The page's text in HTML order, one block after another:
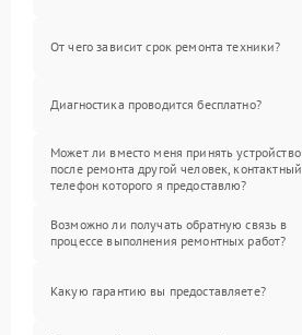
От чего зависит срок ремонта техники?
Диагностика проводится бесплатно?
Может ли вместо меня принять устройство
после ремонта другой человек, контактный
телефон которого я предоставлю?
Возможно ли получать обратную связь в
процессе выполнения ремонтных работ?
Какую гарантию вы предоставляете?